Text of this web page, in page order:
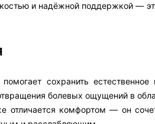
и надёжной поддержкой —
сохранить естественное
болевых ощущений в
отличается комфортом — он